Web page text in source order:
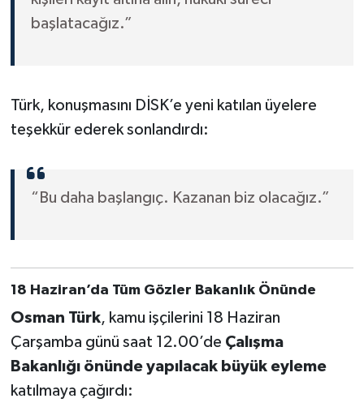
başlatacağız.”
Türk, konuşmasını DİSK’e yeni katılan üyelere
teşekkür ederek sonlandırdı:
“Bu daha başlangıç. Kazanan biz olacağız.”
18 Haziran’da Tüm Gözler Bakanlık Önünde
Osman Türk, kamu işçilerini 18 Haziran
Çarşamba günü saat 12.00’de Çalışma
Bakanlığı önünde yapılacak büyük eyleme
katılmaya çağırdı: